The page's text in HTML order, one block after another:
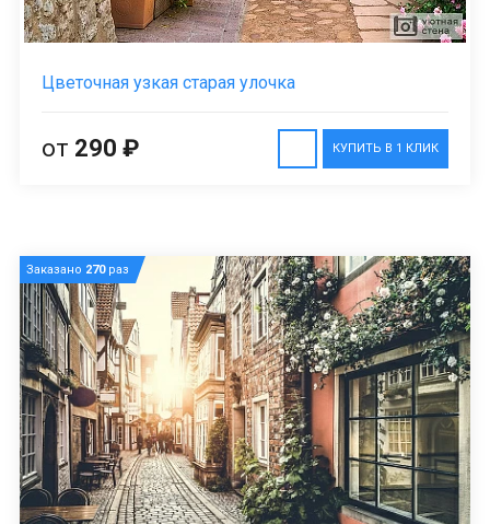
Цветочная узкая старая улочка
КУПИТЬ В 1 КЛИК
от 290 ₽
Заказано 270раз